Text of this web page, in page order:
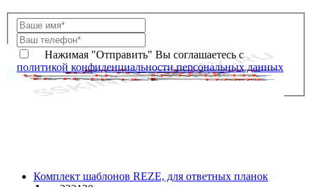
Нажимая "Отправить" Вы соглашаетесь с
политикой конфиденциальности персональных данных
Комплект шаблонов REZE, для ответных планок